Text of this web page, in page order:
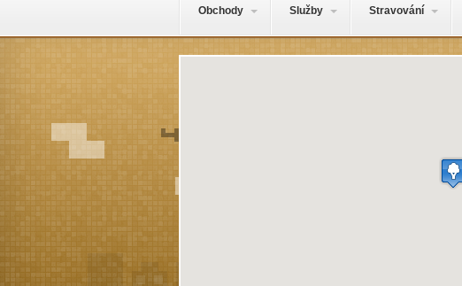
Obchody Služby Stravování
Místo